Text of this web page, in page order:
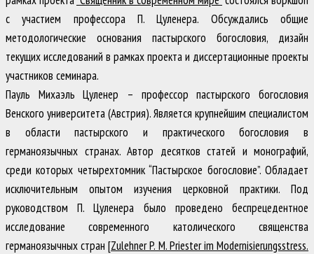
с участием профессора П. Цуленера. Обсуждались общие
методологические основания пастырского богословия, дизайн
текущих исследований в рамках проекта и диссертационные проекты
участников семинара.
Пауль Михаэль Цуленер – профессор пастырского богословия
Венского университета (Австрия). Является крупнейшим специалистом
в области пастырского и практического богословия в
германоязычных странах. Автор десятков статей и монографий,
среди которых четырехтомник “Пастырское богословие”. Обладает
исключительным опытом изучения церковной практики. Под
руководством П. Цуленера было проведено беспрецедентное
исследование современного католического священства
германоязычных стран[Zulehner P. M. Priester im Modernisierungsstress.